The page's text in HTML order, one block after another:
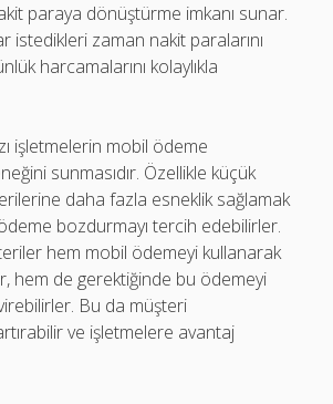
paraya dönüştürme imkanı sunar.
istedikleri zaman nakit paralarını
harcamalarını kolaylıkla
işletmelerin mobil ödeme
sunmasıdır. Özellikle küçük
daha fazla esneklik sağlamak
bozdurmayı tercih edebilirler.
hem mobil ödemeyi kullanarak
hem de gerektiğinde bu ödemeyi
Bu da müşteri
ve işletmelere avantaj